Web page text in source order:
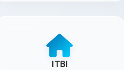
ITBI